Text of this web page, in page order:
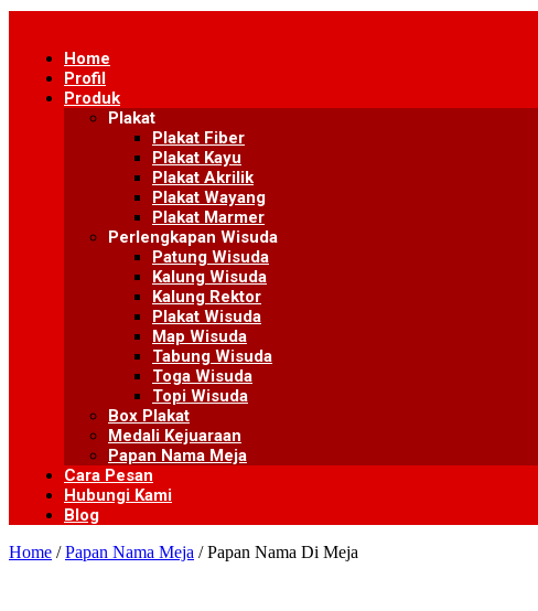
content
Home
Profil
Produk
Plakat
Plakat Fiber
Plakat Kayu
Plakat Akrilik
Plakat Wayang
Plakat Marmer
Perlengkapan Wisuda
Patung Wisuda
Kalung Wisuda
Kalung Rektor
Plakat Wisuda
Map Wisuda
Tabung Wisuda
Toga Wisuda
Topi Wisuda
Box Plakat
Medali Kejuaraan
Papan Nama Meja
Cara Pesan
Hubungi Kami
Blog
Home /Papan Nama Meja / Papan Nama Di Meja